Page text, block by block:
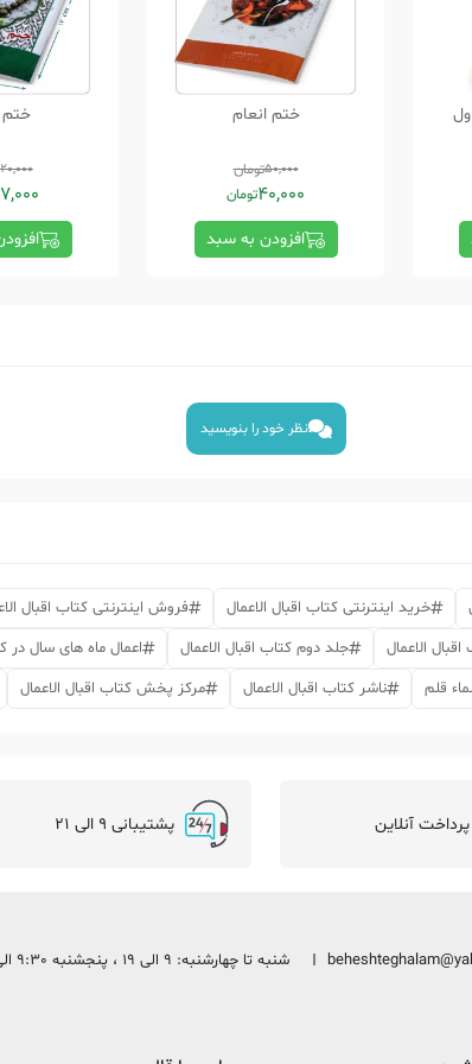
ختم انعام
50,000تومان
40,000تومان
افزودن به سبد
20,000
نظر خود را بنویسید
خرید اینترنتی کتاب اقبال الاعمال فروش اینترنتی کتاب اقبال
الاعمال جلد دوم کتاب اقبال الاعمال اعمال ماه های سال در
قلم ناشر کتاب اقبال الاعمال مرکز پخش کتاب اقبال الاعمال
آنلاین پشتیبانی 9 الی 21
شنبه تا چهارشنبه: 9 الی 19 ، پنجشنبه 9:30 الی 13:30